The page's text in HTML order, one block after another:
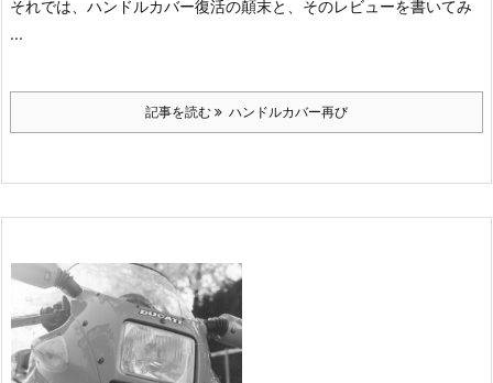
それでは、ハンドルカバー復活の顛末と、そのレビューを書いてみ
...
記事を読む ハンドルカバー再び